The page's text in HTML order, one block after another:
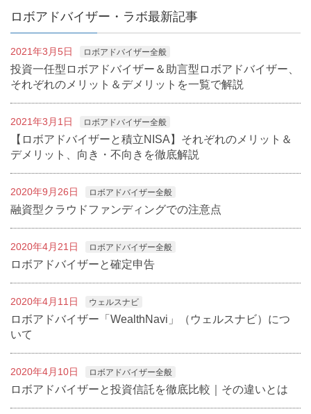
ロボアドバイザー・ラボ最新記事
2021年3月5日 ロボアドバイザー全般
投資一任型ロボアドバイザー＆助言型ロボアドバイザー、
それぞれのメリット＆デメリットを一覧で解説
2021年3月1日 ロボアドバイザー全般
【ロボアドバイザーと積立NISA】それぞれのメリット＆
デメリット、向き・不向きを徹底解説
2020年9月26日 ロボアドバイザー全般
融資型クラウドファンディングでの注意点
2020年4月21日 ロボアドバイザー全般
ロボアドバイザーと確定申告
2020年4月11日 ウェルスナビ
ロボアドバイザー「WealthNavi」（ウェルスナビ）につ
いて
2020年4月10日 ロボアドバイザー全般
ロボアドバイザーと投資信託を徹底比較｜その違いとは